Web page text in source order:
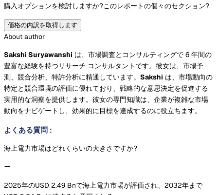
購入オプションを検討しますか?このレポートの個々のセクション?
価格の内訳を取得します
About author
Sakshi Suryawanshi は、市場調査とコンサルティングで 6 年間の
豊富な経験を持つリサーチ コンサルタントです。彼女は、市場予
測、競合分析、特許分析に精通しています。 Sakshi は、市場動向の
特定と競合環境の評価に優れており、戦略的な意思決定を促進する
実用的な洞察を提供します。彼女の専門知識は、企業が複雑な市場
動向をナビゲートし、効果的に目標を達成するのに役立ちます。
よくある質問 :
海上電力市場はどれくらいの大きさですか?
2025年のUSD 2.49 Bnで海上電力市場が評価され、2032年まで